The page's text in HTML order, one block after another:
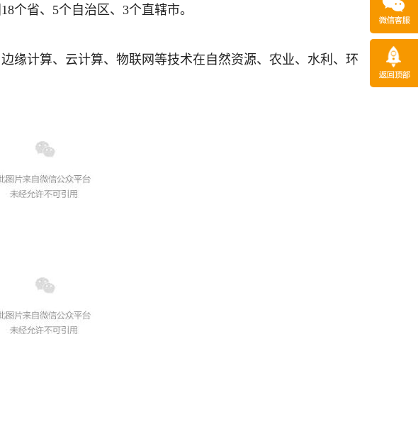
个省、5个自治区、3个直辖市。
缘计算、云计算、物联网等技术在自然资源、农业、水利、环